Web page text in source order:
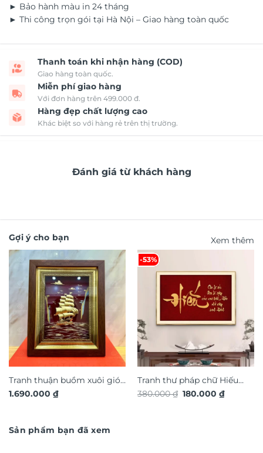
► Bảo hành màu in 24 tháng
► Thi công trọn gói tại Hà Nội – Giao hàng toàn quốc
Thanh toán khi nhận hàng (COD)
Giao hàng toàn quốc.
Miễn phí giao hàng
Với đơn hàng trên 499.000 đ.
Hàng đẹp chất lượng cao
Khác biệt so với hàng rẻ trên thị trường.
Đánh giá từ khách hàng
Gợi ý cho bạn Xem thêm
Tranh thuận buồm xuôi gió
quà tặng cao cấp TDV19
1.690.000 ₫
-53%
Tranh thư pháp chữ Hiếu
TG4921S
380.000₫ Giá
180.000₫Giá
Sản phẩm bạn đã xem